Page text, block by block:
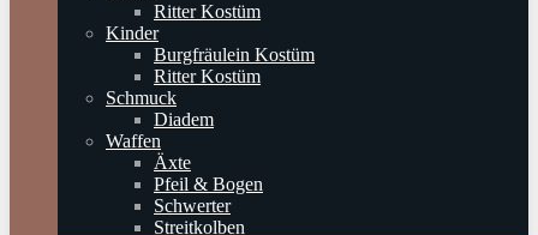
Ritter Kostüm
Kinder
Burgfräulein Kostüm
Ritter Kostüm
Schmuck
Diadem
Waffen
Äxte
Pfeil & Bogen
Schwerter
Streitkolben